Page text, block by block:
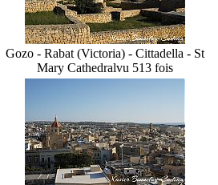
Gozo - Rabat (Victoria) - Cittadella - St
Mary Cathedralvu 513 fois